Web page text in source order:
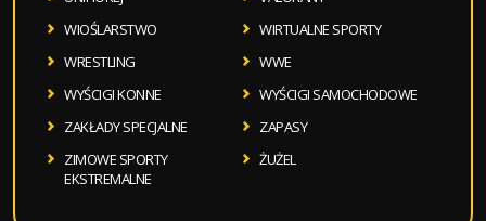
WIOŚLARSTWO
WIRTUALNE SPORTY
WRESTLING
WWE
WYŚCIGI KONNE
WYŚCIGI SAMOCHODOWE
ZAKŁADY SPECJALNE
ZAPASY
ZIMOWE SPORTY
EKSTREMALNE
ŻUŻEL